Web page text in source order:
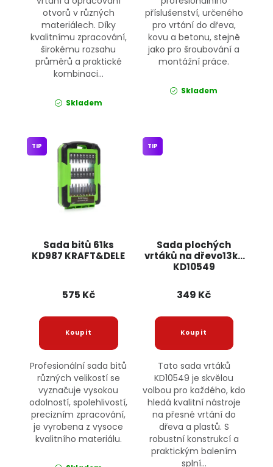
otvorů v různých
materiálech. Díky
kvalitnímu zpracování,
širokému rozsahu
průměrů a praktické
kombinaci...
Skladem
příslušenství, určeného
pro vrtání do dřeva,
kovu a betonu, stejně
jako pro šroubování a
montážní práce.
Skladem
Sada bitů 61ks
KD987 KRAFT&DELE
TIP
575 Kč
Profesionální sada bitů
různých velikostí se
vyznačuje vysokou
odolností, spolehlivostí,
precizním zpracování,
je vyrobena z vysoce
kvalitního materiálu.
Sada plochých
vrtáků na dřevo13ks
KD10549
TIP
349 Kč
Tato sada vrtáků
KD10549 je skvělou
volbou pro každého, kdo
hledá kvalitní nástroje
na přesné vrtání do
dřeva a plastů. S
robustní konstrukcí a
praktickým balením
splní...